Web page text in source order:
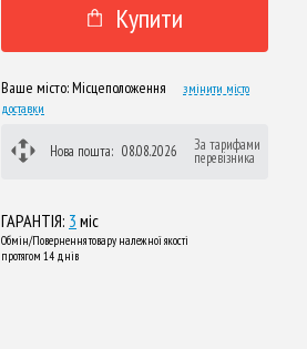
Купити
Ваше місто:Місцеположення
змінити місто
доставки
Нова пошта: 08.08.2026 За тарифами
перевізника
ГАРАНТІЯ: 3 міс
Обмін/Повернення товару належної якості
протягом 14 днів